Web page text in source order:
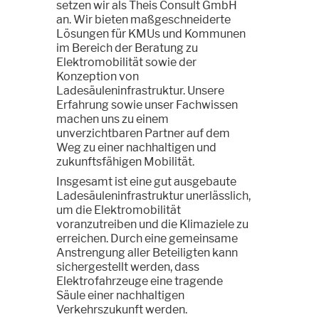
setzen wir als Theis Consult GmbH
an. Wir bieten maßgeschneiderte
Lösungen für KMUs und Kommunen
im Bereich der Beratung zu
Elektromobilität sowie der
Konzeption von
Ladesäuleninfrastruktur. Unsere
Erfahrung sowie unser Fachwissen
machen uns zu einem
unverzichtbaren Partner auf dem
Weg zu einer nachhaltigen und
zukunftsfähigen Mobilität.
Insgesamt ist eine gut ausgebaute
Ladesäuleninfrastruktur unerlässlich,
um die Elektromobilität
voranzutreiben und die Klimaziele zu
erreichen. Durch eine gemeinsame
Anstrengung aller Beteiligten kann
sichergestellt werden, dass
Elektrofahrzeuge eine tragende
Säule einer nachhaltigen
Verkehrszukunft werden.